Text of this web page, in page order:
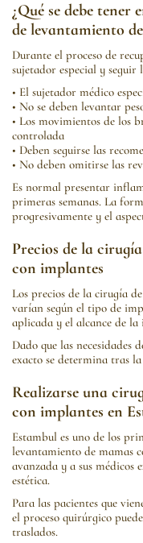
¿Qué se debe tener
de levantamiento
Durante el proceso de
sujetador especial y seguir
• El sujetador médico
• No se deben levantar
• Los movimientos de los
controlada
• Deben seguirse las
• No deben omitirse las
Es normal presentar
primeras semanas. La
progresivamente y el
Precios de la
con implantes
Los precios de la cirugía
varían según el tipo de
aplicada y el alcance de
Dado que las necesidades
exacto se determina tras
Realizarse una
con implantes en
Estambul es uno de los
levantamiento de mamas
avanzada y a sus
estética.
Para las pacientes que
el proceso quirúrgico
traslados.